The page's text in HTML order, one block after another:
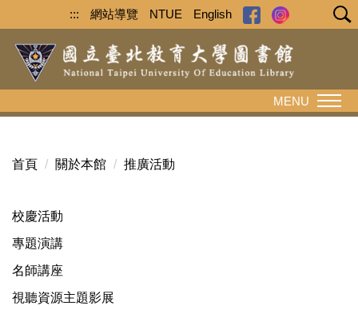
到
主
內
::: 網站導覽 NTUE English
MENU
首頁 關於本館 推廣活動
校慶活動
專題演講
名師講座
視聽資源主題影展